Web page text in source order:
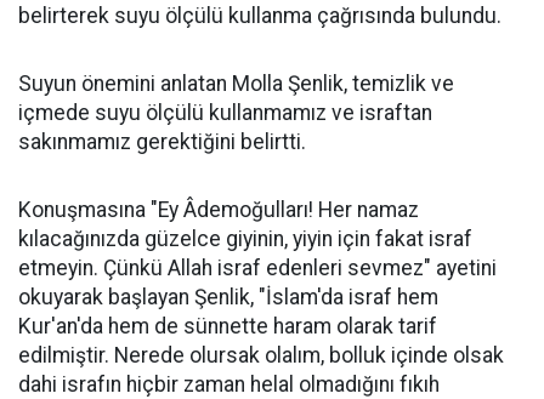
belirterek suyu ölçülü kullanma çağrısında bulundu.
Suyun önemini anlatan Molla Şenlik, temizlik ve
içmede suyu ölçülü kullanmamız ve israftan
sakınmamız gerektiğini belirtti.
Konuşmasına "Ey Âdemoğulları! Her namaz
kılacağınızda güzelce giyinin, yiyin için fakat israf
etmeyin. Çünkü Allah israf edenleri sevmez" ayetini
okuyarak başlayan Şenlik, "İslam'da israf hem
Kur'an'da hem de sünnette haram olarak tarif
edilmiştir. Nerede olursak olalım, bolluk içinde olsak
dahi israfın hiçbir zaman helal olmadığını fıkıh